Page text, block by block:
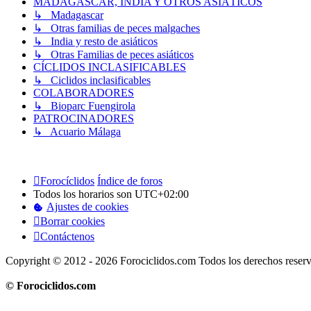
↳ Madagascar
↳ Otras familias de peces malgaches
↳ India y resto de asiáticos
↳ Otras Familias de peces asiáticos
CÍCLIDOS INCLASIFICABLES
↳ Ciclidos inclasificables
COLABORADORES
↳ Bioparc Fuengirola
PATROCINADORES
↳ Acuario Málaga
Forocíclidos Índice de foros
Todos los horarios son UTC+02:00
Ajustes de cookies
Borrar cookies
Contáctenos
Copyright © 2012 - 2026 Forociclidos.com Todos los derechos
© Forociclidos.com